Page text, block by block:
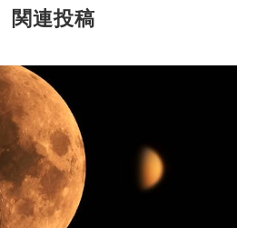
関連投稿